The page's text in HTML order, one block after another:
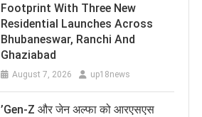
Footprint With Three New
Residential Launches Across
Bhubaneswar, Ranchi And
Ghaziabad
August 7, 2026 up18news
​’Gen-Z और जेन अल्फा को आरएसएस